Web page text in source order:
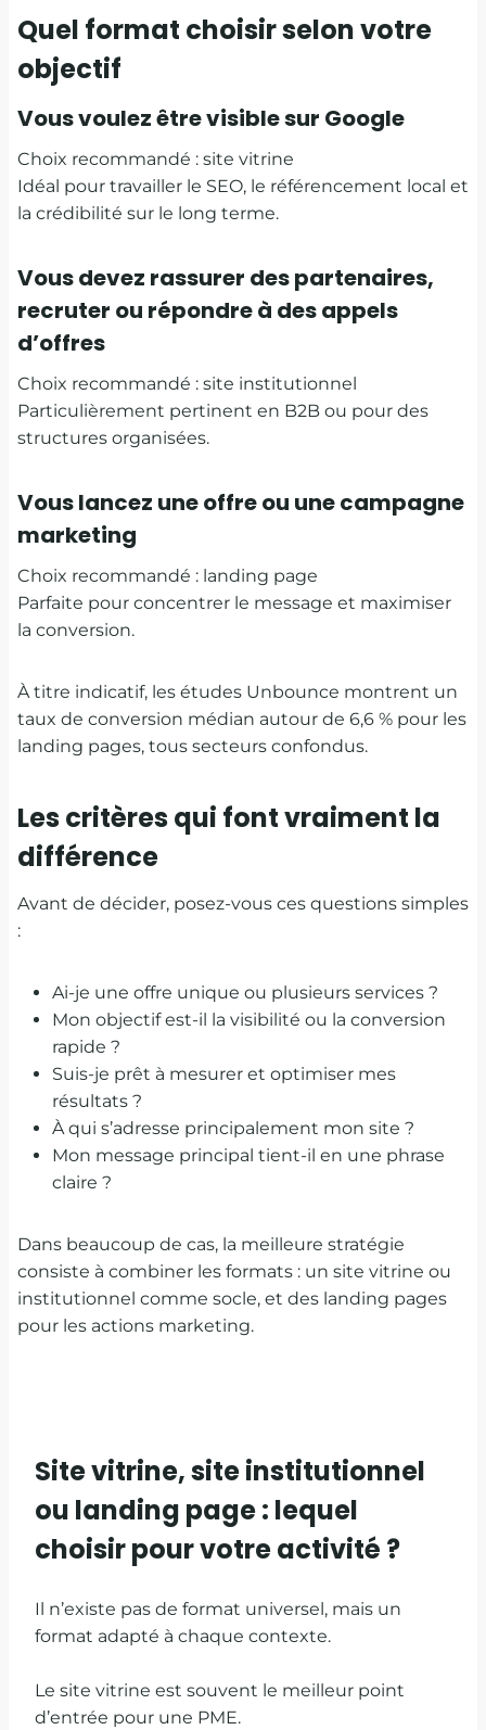
Quel format choisir selon votre
objectif
Vous voulez être visible sur Google
Choix recommandé : site vitrine
Idéal pour travailler le SEO, le référencement local et
la crédibilité sur le long terme.
Vous devez rassurer des partenaires,
recruter ou répondre à des appels
d’offres
Choix recommandé : site institutionnel
Particulièrement pertinent en B2B ou pour des
structures organisées.
Vous lancez une offre ou une campagne
marketing
Choix recommandé : landing page
Parfaite pour concentrer le message et maximiser
la conversion.
À titre indicatif, les études Unbounce montrent un
taux de conversion médian autour de 6,6 % pour les
landing pages, tous secteurs confondus.
Les critères qui font vraiment la
différence
Avant de décider, posez-vous ces questions simples
:
Ai-je une offre unique ou plusieurs services ?
Mon objectif est-il la visibilité ou la conversion
rapide ?
Suis-je prêt à mesurer et optimiser mes
résultats ?
À qui s’adresse principalement mon site ?
Mon message principal tient-il en une phrase
claire ?
Dans beaucoup de cas, la meilleure stratégie
consiste à combiner les formats : un site vitrine ou
institutionnel comme socle, et des landing pages
pour les actions marketing.
Site vitrine, site institutionnel
ou landing page : lequel
choisir pour votre activité ?
Il n’existe pas de format universel, mais un
format adapté à chaque contexte.
Le site vitrine est souvent le meilleur point
d’entrée pour une PME.